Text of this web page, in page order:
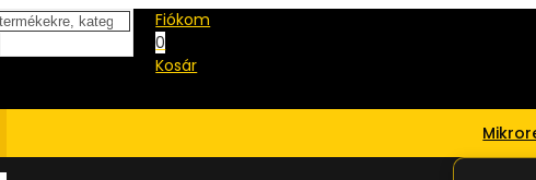
Fiókom
0
Kosár